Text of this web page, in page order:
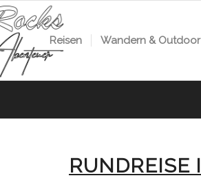
Reisen Wandern & Outdoor
RUNDREISE